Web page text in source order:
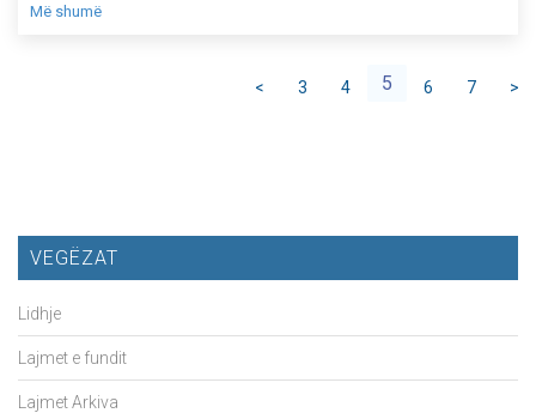
Më shumë
< 3 4 5 6 7 >
VEGËZAT
Lidhje
Lajmet e fundit
Lajmet Arkiva